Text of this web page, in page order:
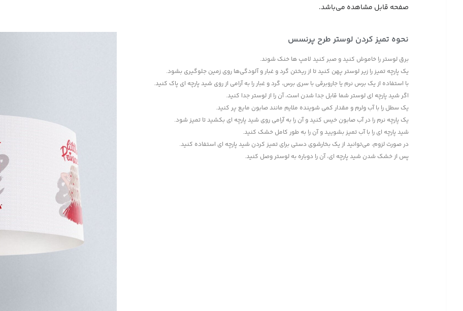
صفحه قابل مشاهده می‌باشد.
نحوه تمیز کردن لوستر طرح پرنسس
برق لوستر را خاموش کنید و صبر کنید لامپ ها خنک شوند.
یک پارچه تمیز را زیر لوستر پهن کنید تا از ریختن گرد و غبار و آلودگی‌ها روی زمین جلوگیری بشود.
با استفاده از یک برس نرم یا جاروبرقی با سری برس، گرد و غبار را به آرامی از روی شید پارچه ای پاک کنید.
اگر شید پارچه ای لوستر شما قابل جدا شدن است، آن را از لوستر جدا کنید.
یک سطل را با آب ولرم و مقدار کمی شوینده ملایم مانند صابون مایع پر کنید.
یک پارچه نرم را در آب صابون خیس کنید و آن را به آرامی روی شید پارچه ای بکشید تا تمیز شود.
شید پارچه ای را با آب تمیز بشویید و آن را به طور کامل خشک کنید.
در صورت لزوم، می‌توانید از یک بخارشوی دستی برای تمیز کردن شید پارچه ای استفاده کنید.
پس از خشک شدن شید پارچه ای، آن را دوباره به لوستر وصل کنید.